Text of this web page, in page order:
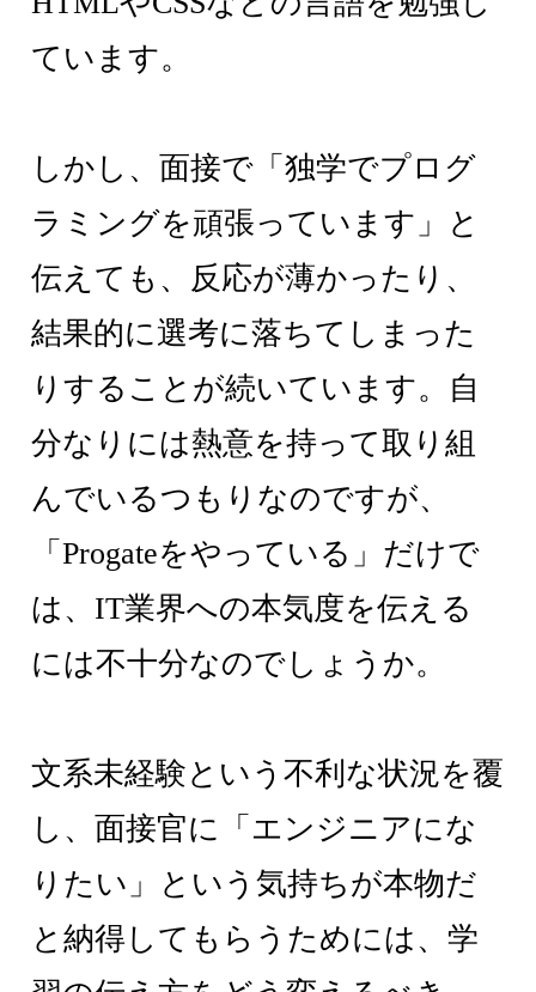
ています。
しかし、面接で「独学でプログ
ラミングを頑張っています」と
伝えても、反応が薄かったり、
結果的に選考に落ちてしまった
りすることが続いています。自
分なりには熱意を持って取り組
んでいるつもりなのですが、
「Progateをやっている」だけで
は、IT業界への本気度を伝える
には不十分なのでしょうか。
文系未経験という不利な状況を覆
し、面接官に「エンジニアにな
りたい」という気持ちが本物だ
と納得してもらうためには、学